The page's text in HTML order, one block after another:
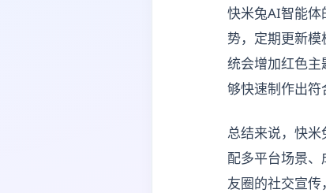
快米兔AI智能体
势，定期更新
统会增加红色
够快速制作出符
总结来说，快
配多平台场景
友圈的社交宣